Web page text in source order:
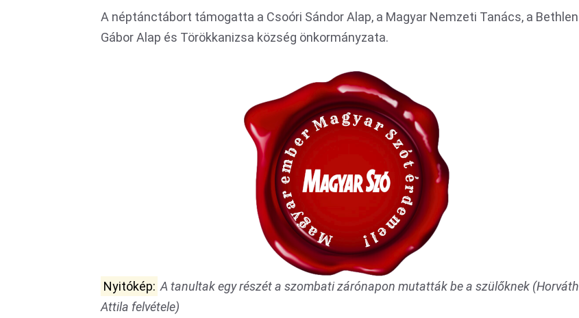
A néptánctábort támogatta a Csoóri Sándor Alap, a Magyar Nemzeti Tanács, a Bethlen
Gábor Alap és Törökkanizsa község önkormányzata.
Nyitókép: A tanultak egy részét a szombati zárónapon mutatták be a szülőknek (Horváth
Attila felvétele)